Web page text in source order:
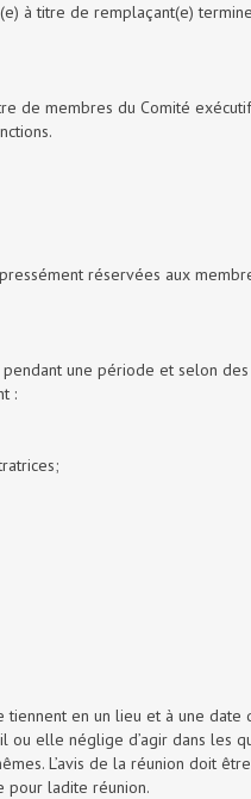
à titre de remplaçant(e)
de membres du Comité
réservées aux
une période et selon des
:
en un lieu et à une date
ou elle néglige d’agir dans les
L’avis de la réunion doit être
pour ladite réunion.